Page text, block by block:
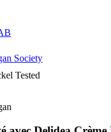
Society
Tested